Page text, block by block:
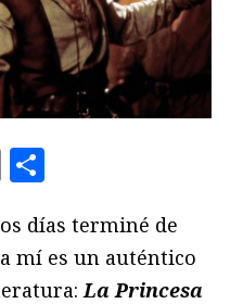
Email
días terminé de
mí es un auténtico
La Princesa